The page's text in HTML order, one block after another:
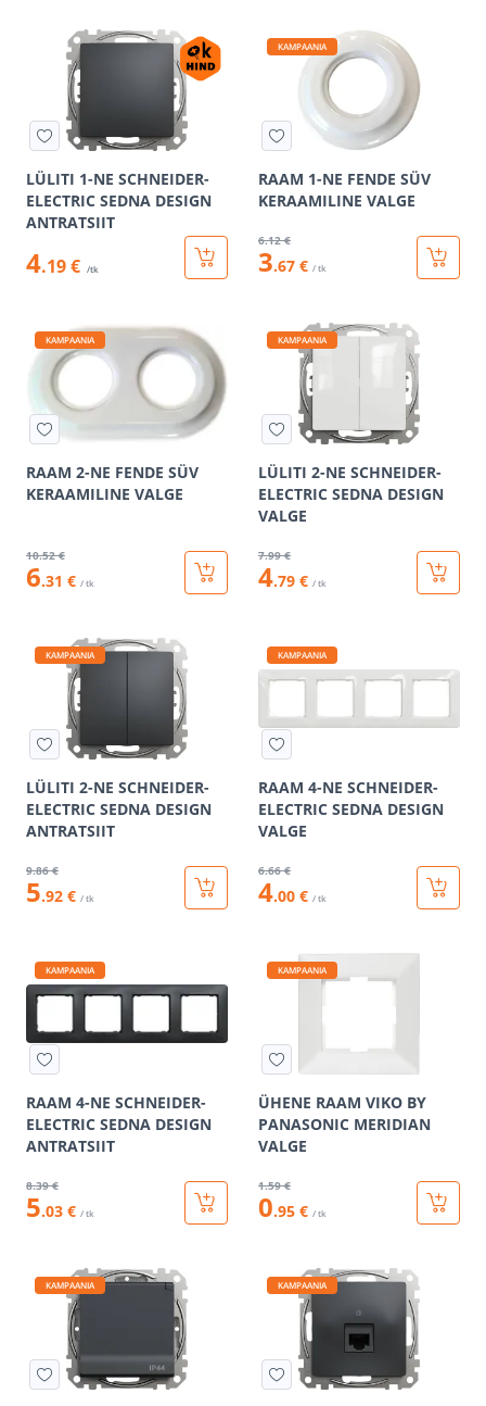
LÜLITI 1-NE SCHNEIDER-
ELECTRIC SEDNA DESIGN
ANTRATSIIT
4.19 € /tk
KAMPAANIA
RAAM 1-NE FENDE SÜV
KERAAMILINE VALGE
6.12 €
3.67 € / tk
KAMPAANIA
RAAM 2-NE FENDE SÜV
KERAAMILINE VALGE
10.52 €
6.31 € / tk
KAMPAANIA
LÜLITI 2-NE SCHNEIDER-
ELECTRIC SEDNA DESIGN
VALGE
7.99 €
4.79 € / tk
KAMPAANIA
LÜLITI 2-NE SCHNEIDER-
ELECTRIC SEDNA DESIGN
ANTRATSIIT
9.86 €
5.92 € / tk
KAMPAANIA
RAAM 4-NE SCHNEIDER-
ELECTRIC SEDNA DESIGN
VALGE
6.66 €
4.00 € / tk
KAMPAANIA
RAAM 4-NE SCHNEIDER-
ELECTRIC SEDNA DESIGN
ANTRATSIIT
8.39 €
5.03 € / tk
KAMPAANIA
ÜHENE RAAM VIKO BY
PANASONIC MERIDIAN
VALGE
1.59 €
0.95 € / tk
KAMPAANIA KAMPAANIA